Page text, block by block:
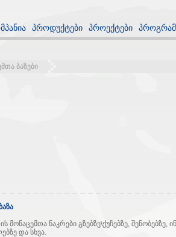
პროდუქტები პროექტები
ბაზები
ნაკრები გზებზე\ქუჩებზე, შენობებზე,
და სხვა.